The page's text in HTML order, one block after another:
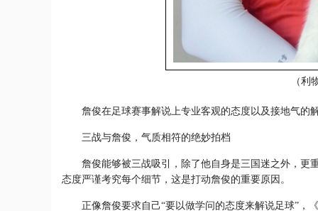
（利
詹俊在足球赛事解说上专业客观的态度以及接地气的
三战与詹俊，气质相符的绝妙拍档
詹俊能够被三战吸引，除了他自身是三国迷之外，更
态度严谨考究每个细节，这是打动詹俊的重要原因。
正像詹俊要求自己“要以做学问的态度来解说足球”，《